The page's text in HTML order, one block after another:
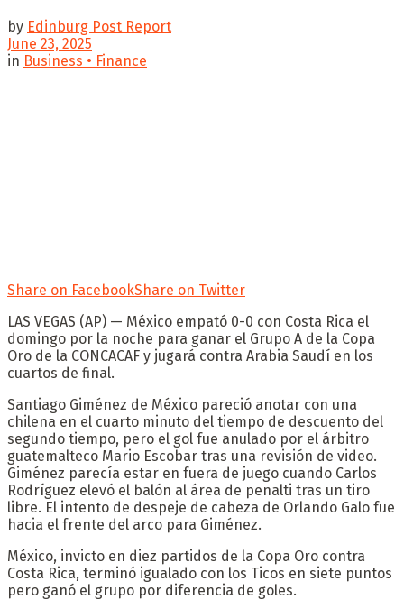
by Edinburg Post Report
June 23, 2025
in Business • Finance
Share on FacebookShare on Twitter
LAS VEGAS (AP) — México empató 0-0 con Costa Rica el
domingo por la noche para ganar el Grupo A de la Copa
Oro de la CONCACAF y jugará contra Arabia Saudí en los
cuartos de final.
Santiago Giménez de México pareció anotar con una
chilena en el cuarto minuto del tiempo de descuento del
segundo tiempo, pero el gol fue anulado por el árbitro
guatemalteco Mario Escobar tras una revisión de video.
Giménez parecía estar en fuera de juego cuando Carlos
Rodríguez elevó el balón al área de penalti tras un tiro
libre. El intento de despeje de cabeza de Orlando Galo fue
hacia el frente del arco para Giménez.
México, invicto en diez partidos de la Copa Oro contra
Costa Rica, terminó igualado con los Ticos en siete puntos
pero ganó el grupo por diferencia de goles.